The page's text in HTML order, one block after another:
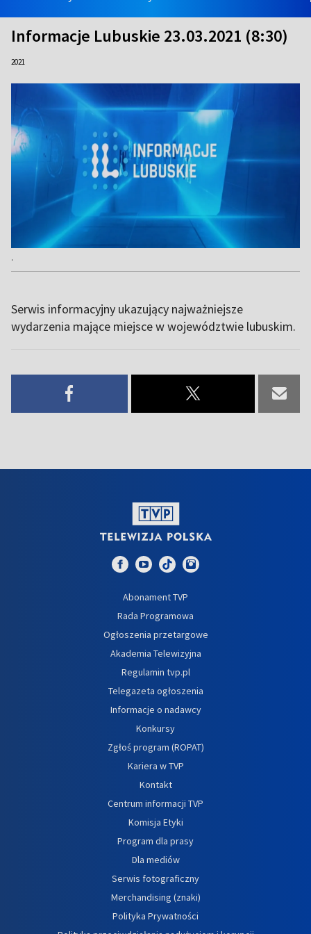
Informacje Lubuskie 23.03.2021 (8:30)
2021
.
Serwis informacyjny ukazujący najważniejsze
wydarzenia mające miejsce w województwie lubuskim.
Abonament TVP
Rada Programowa
Ogłoszenia przetargowe
Akademia Telewizyjna
Regulamin tvp.pl
Telegazeta ogłoszenia
Informacje o nadawcy
Konkursy
Zgłoś program (ROPAT)
Kariera w TVP
Kontakt
Centrum informacji TVP
Komisja Etyki
Program dla prasy
Dla mediów
Serwis fotograficzny
Merchandising (znaki)
Polityka Prywatności